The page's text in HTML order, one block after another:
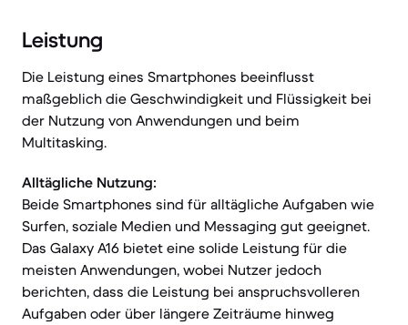
Leistung
Die Leistung eines Smartphones beeinflusst
maßgeblich die Geschwindigkeit und Flüssigkeit bei
der Nutzung von Anwendungen und beim
Multitasking.
Alltägliche Nutzung:
Beide Smartphones sind für alltägliche Aufgaben wie
Surfen, soziale Medien und Messaging gut geeignet.
Das Galaxy A16 bietet eine solide Leistung für die
meisten Anwendungen, wobei Nutzer jedoch
berichten, dass die Leistung bei anspruchsvolleren
Aufgaben oder über längere Zeiträume hinweg